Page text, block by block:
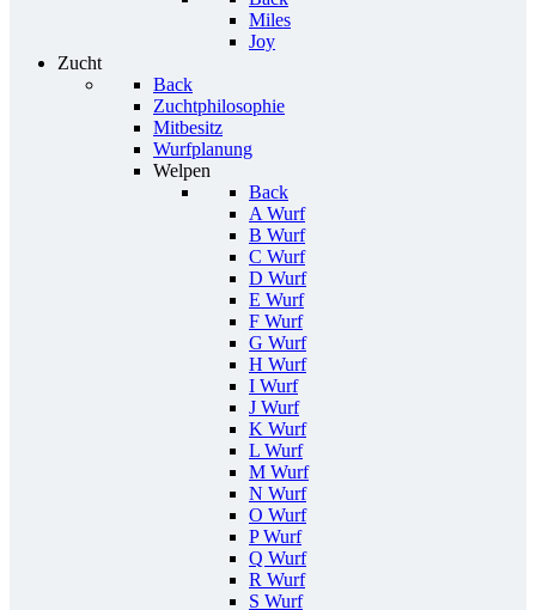
Miles
Joy
Zucht
Back
Zuchtphilosophie
Mitbesitz
Wurfplanung
Welpen
Back
A Wurf
B Wurf
C Wurf
D Wurf
E Wurf
F Wurf
G Wurf
H Wurf
I Wurf
J Wurf
K Wurf
L Wurf
M Wurf
N Wurf
O Wurf
P Wurf
Q Wurf
R Wurf
S Wurf